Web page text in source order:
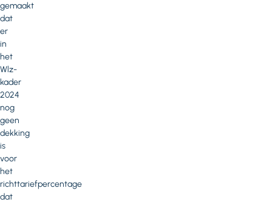
gemaakt
dat
er
in
het
Wlz-
kader
2024
nog
geen
dekking
is
voor
het
richttariefpercentage
dat